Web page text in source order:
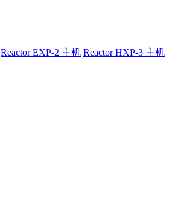
Reactor EXP-2 主机 Reactor HXP-3 主机